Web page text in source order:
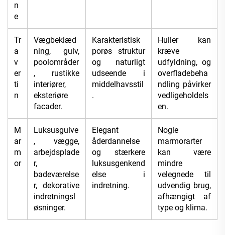
n
e
Tr
a
v
er
ti
n
Vægbeklæd
ning, gulv,
poolområder
, rustikke
interiører,
eksteriøre
facader.
Karakteristisk
porøs struktur
og naturligt
udseende i
middelhavsstil
.
Huller kan
kræve
udfyldning, og
overfladebeha
ndling påvirker
vedligeholdels
en.
M
ar
m
or
Luksusgulve
, vægge,
arbejdsplade
r,
badeværelse
r, dekorative
indretningsl
øsninger.
Elegant
åderdannelse
og stærkere
luksusgenkend
else i
indretning.
Nogle
marmorarter
kan være
mindre
velegnede til
udvendig brug,
afhængigt af
type og klima.